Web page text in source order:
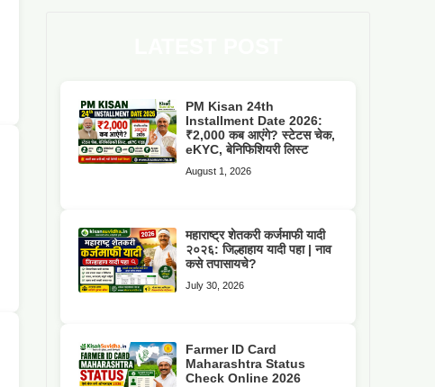
PM Kisan 24th
Installment Date 2026:
₹2,000 कब आएंगे? स्टेटस चेक,
eKYC, बेनिफिशियरी लिस्ट
August 1, 2026
महाराष्ट्र शेतकरी कर्जमाफी यादी
२०२६: जिल्हाहाय यादी पहा | नाव
कसे तपासायचे?
July 30, 2026
Farmer ID Card
Maharashtra Status
Check Online 2026